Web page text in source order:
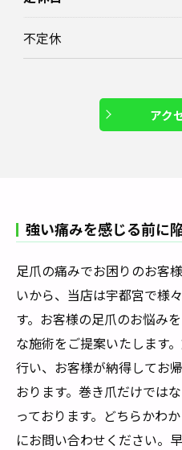
不定休
アク
強い痛みを感じる前に
足爪の痛みでお困りのお客
いから、当店は宇都宮で様
す。お客様の足爪のお悩み
な施術をご提案いたします
行い、お客様が納得してお
おります。巻き爪だけでは
っております。どちらかわ
にお問い合わせください。